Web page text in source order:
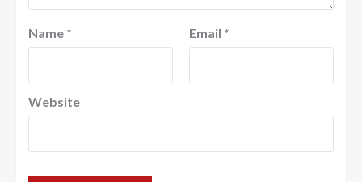
Name * Email *
Website